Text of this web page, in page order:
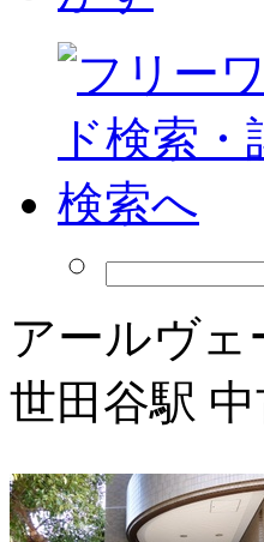
アールヴェ
世田谷駅